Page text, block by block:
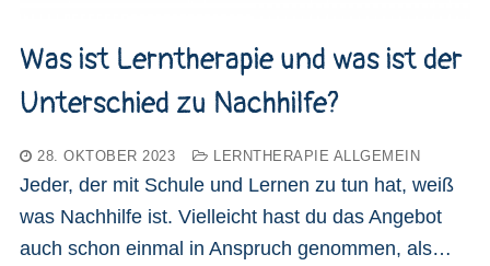
Was ist Lerntherapie und was ist der
Unterschied zu Nachhilfe?
28. OKTOBER 2023 LERNTHERAPIE ALLGEMEIN
Jeder, der mit Schule und Lernen zu tun hat, weiß
was Nachhilfe ist. Vielleicht hast du das Angebot
auch schon einmal in Anspruch genommen, als…